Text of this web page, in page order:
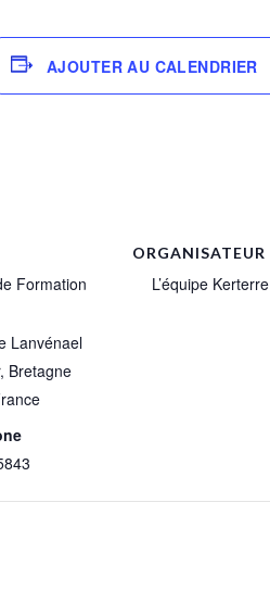
AJOUTER AU CALENDRIER
Formation
Lanvénael
, Bretagne
ORGANISATEUR
L’équipe Kerterre